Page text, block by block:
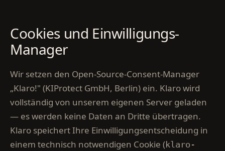
Cookies und Einwilligungs-
Manager
Wir setzen den Open-Source-Consent-Manager
„Klaro!" (KIProtect GmbH, Berlin) ein. Klaro wird
vollständig von unserem eigenen Server geladen
— es werden keine Daten an Dritte übertragen.
Klaro speichert Ihre Einwilligungsentscheidung in
einem technisch notwendigen Cookie (klaro-